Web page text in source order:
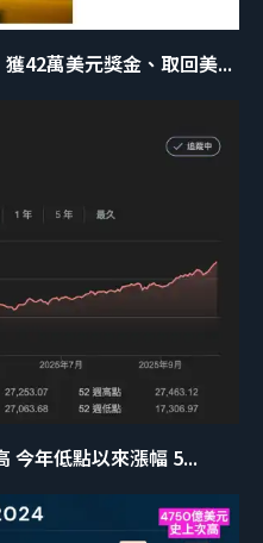
42萬美元獎金、取回美...
今年低點以來漲幅 5...